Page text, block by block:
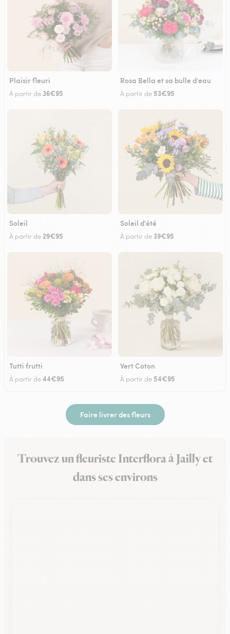
Plaisir fleuri
À partir de 36€95
Rosa Bella et sa bulle d'eau
À partir de 53€95
Soleil
À partir de29€95
Soleil d'été
À partir de 39€95
Tutti frutti
À partir de44€95
Vert Coton
À partir de 54€95
Faire livrer des fleurs
Trouvez un fleuriste Interflora à Jailly et
dans ses environs